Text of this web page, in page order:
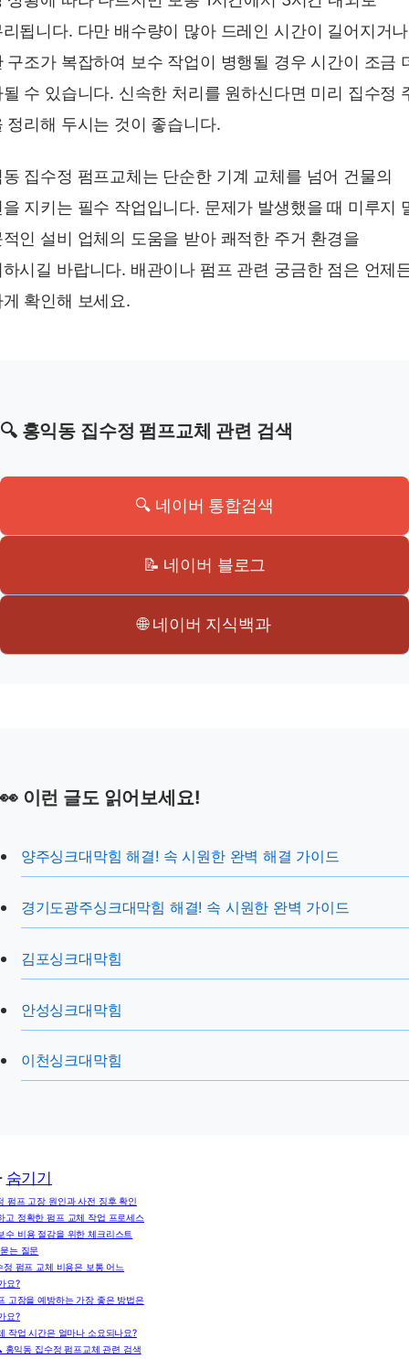
됩니다. 다만 배수량이 많아 드레인 시간이 길어지거나
구조가 복잡하여 보수 작업이 병행될 경우 시간이 조금
수 있습니다. 신속한 처리를 원하신다면 미리 집수정
정리해 두시는 것이 좋습니다.
집수정 펌프교체는 단순한 기계 교체를 넘어 건물의
지키는 필수 작업입니다. 문제가 발생했을 때 미루지
인 설비 업체의 도움을 받아 쾌적한 주거 환경을
시길 바랍니다. 배관이나 펌프 관련 궁금한 점은 언제
확인해 보세요.
🔍 홍익동 집수정 펌프교체 관련 검색
🔍 네이버 통합검색
📝 네이버 블로그
🌐 네이버 지식백과
👀 이런 글도 읽어보세요!
양주싱크대막힘 해결! 속 시원한 완벽 해결 가이드
경기도광주싱크대막힘 해결! 속 시원한 완벽 가이드
김포싱크대막힘
안성싱크대막힘
이천싱크대막힘
숨기기
펌프 고장 원인과 사전 징후 확인
고 정확한 펌프 교체 작업 프로세스
수 비용 절감을 위한 체크리스트
는 질문
정 펌프 교체 비용은 보통 어느
요?
고장을 예방하는 가장 좋은 방법은
요?
작업 시간은 얼마나 소요되나요?
홍익동 집수정 펌프교체 관련 검색